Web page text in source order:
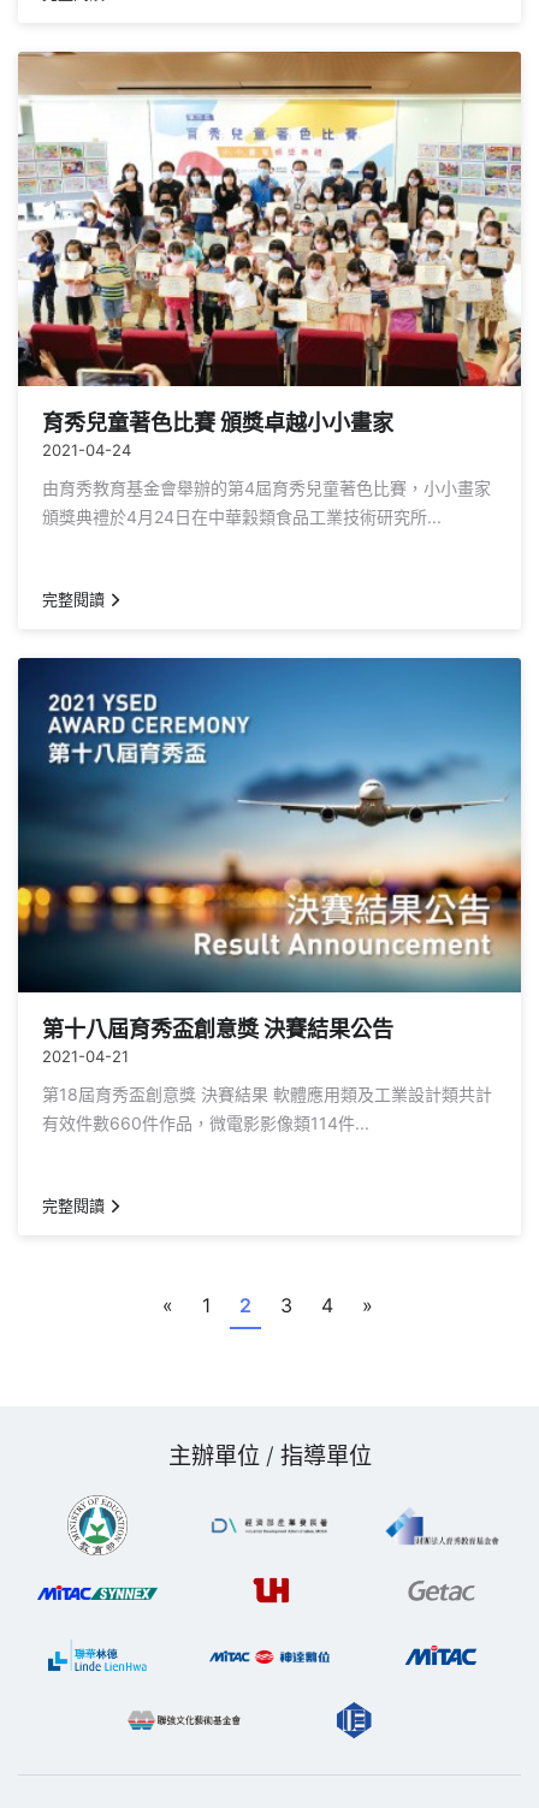
育秀兒童著色比賽 頒獎卓越小小畫家
2021-04-24
由育秀教育基金會舉辦的第4屆育秀兒童著色比賽，小小畫家
頒獎典禮於4月24日在中華穀類食品工業技術研究所...
完整閱讀
第十八屆育秀盃創意獎 決賽結果公告
2021-04-21
第18屆育秀盃創意獎 決賽結果 軟體應用類及工業設計類共計
有效件數660件作品，微電影影像類114件...
完整閱讀
« 1 2 3 4 »
主辦單位 / 指導單位